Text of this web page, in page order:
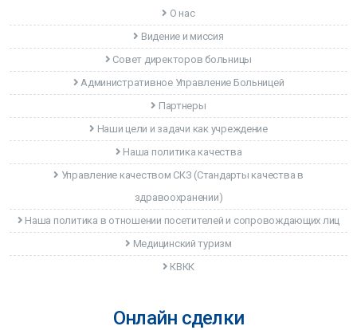
О нас
Видение и миссия
Совет директоров больницы
Административное Управление Больницей
Партнеры
Наши цели и задачи как учреждение
Наша политика качества
Управление качеством CКЗ (Стандарты качества в
здравоохранении)
Наша политика в отношении посетителей и сопровождающих лиц
Медицинский туризм
КВКК
Онлайн сделки